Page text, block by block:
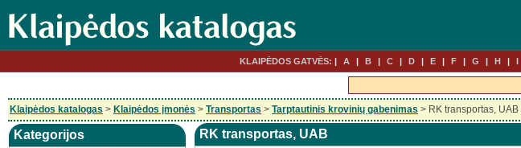
KLAIPĖDOS GATVĖS: A B C D E F G H I
Klaipėdos katalogas > Klaipėdos įmonės > Transportas > Tarptautinis krovinių gabenimas > RK transportas, UAB
Kategorijos RK transportas, UAB